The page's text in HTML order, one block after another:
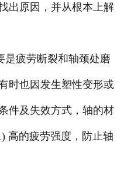
出原因，并从根本上解
疲劳断裂和轴颈处磨
时也因发生塑性变形或
件及失效方式，轴的材
的疲劳强度，防止轴